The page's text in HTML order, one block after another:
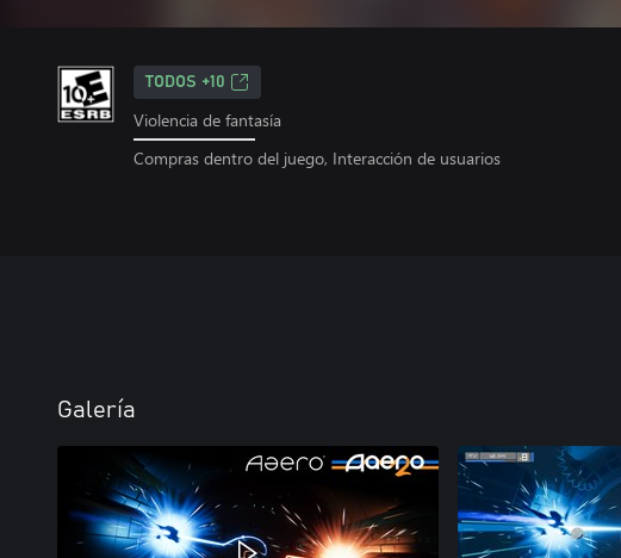
TODOS +10
Violencia de fantasía
Compras dentro del juego, Interacción de usuarios
Galería